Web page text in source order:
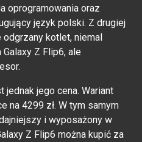
oprogramowania oraz
język polski. Z drugiej
kotlet, niemal
Z Flip6, ale
jego cena. Wariant
na 4299 zł. W tym samym
i wyposażony w
Z Flip6 można kupić za